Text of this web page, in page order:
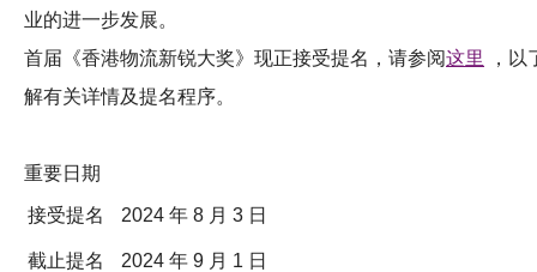
业的进一步发展。
首届《香港物流新锐大奖》现正接受提名，请参阅这里
，以
解有关详情及提名程序。
重要日期
接受提名 2024 年 8 月 3 日
截止提名 2024 年 9 月 1 日